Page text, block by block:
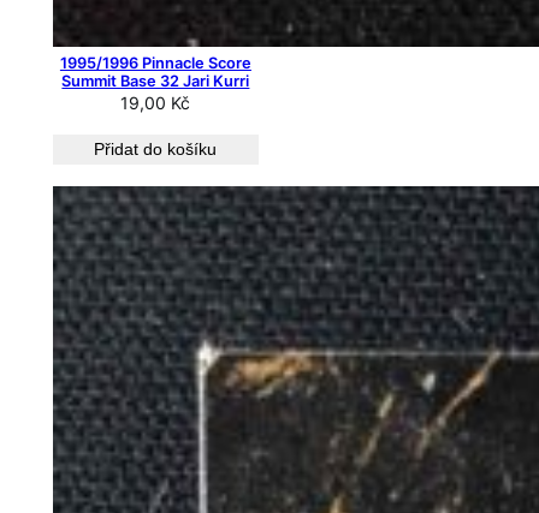
1995/1996 Pinnacle Score
Summit Base 32 Jari Kurri
19,00 Kč
Přidat do košíku